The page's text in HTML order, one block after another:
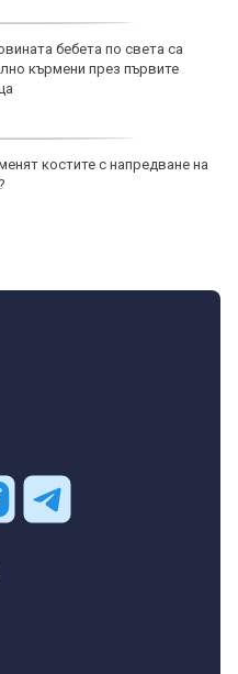
бебета по света са
кърмени през първите
костите с напредване на